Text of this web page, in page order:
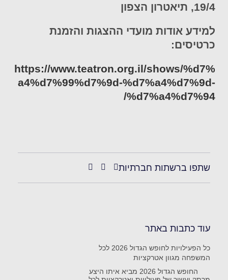
19/4, תיאטרון הצפון
למידע אודות מועדי ההצגות והזמנת
כרטיסים:
https://www.teatron.org.il/shows/%d7%
a4%d7%99%d7%9d-%d7%a4%d7%9d-
%d7%a4%d7%94/
שתפו ברשתות חברתיות
עוד כתבות באתר
כל הפעילויות לחופש הגדול 2026 לכל
המשפחה מגוון אטרקציות
החופש הגדול 2026 מביא איתו היצע